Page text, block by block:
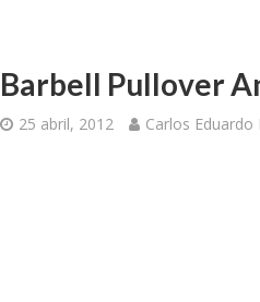
Barbell Pullover
25 abril, 2012 Carlos